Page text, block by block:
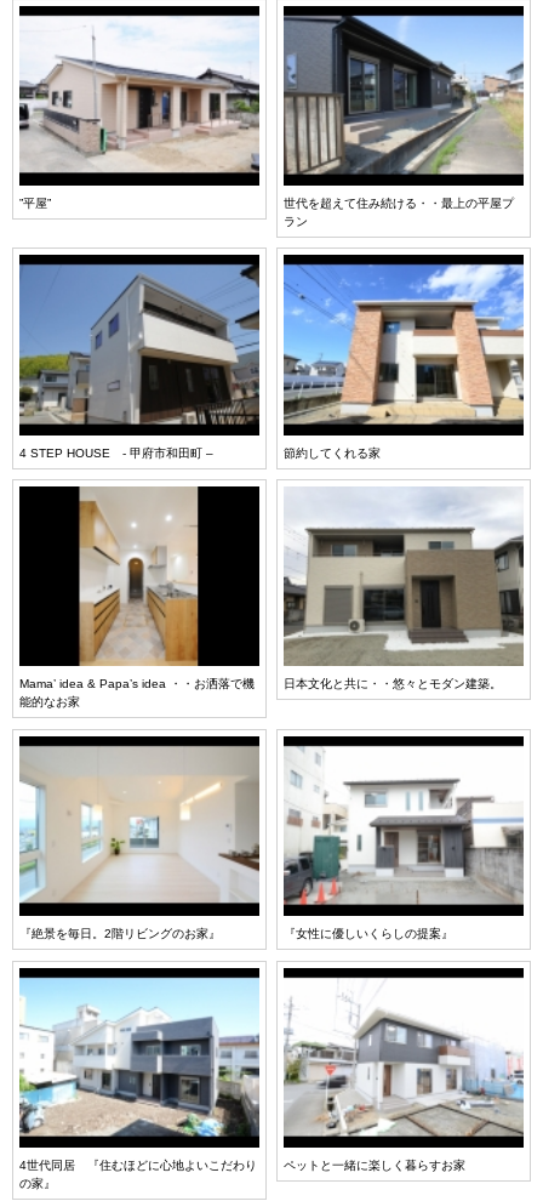
”平屋”
世代を超えて住み続ける・・最上の平屋プ
ラン
4 STEP HOUSE - 甲府市和田町 – 節約してくれる家
Mama’ idea & Papa’s idea ・・お洒落で機
能的なお家
日本文化と共に・・悠々とモダン建築。
『絶景を毎日。2階リビングのお家』 『女性に優しいくらしの提案』
4世代同居 『住むほどに心地よいこだわり
の家』
ペットと一緒に楽しく暮らすお家